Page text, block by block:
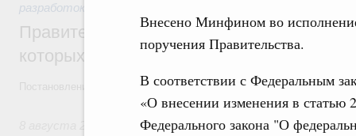
Внесено Минфином во
поручения Правительства.
В соответствии с Федеральным
«О внесении изменения в статью
Федерального закона "О
разработок
Правительство расширило перечень
которых освобождаются от НДФЛ
Постановление от 5 августа 2026 года №978
Отрасль информационных технологий